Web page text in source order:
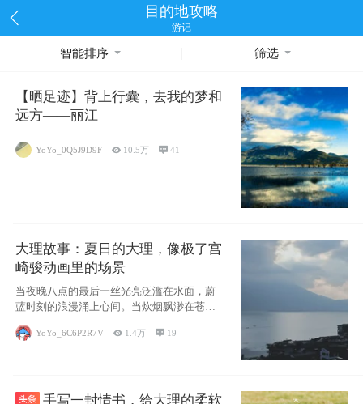
目的地攻略
游记
智能排序 筛选
【晒足迹】背上行囊，去我的梦和
远方——丽江
YoYo_0Q5J9D9F  10.5万 41
大理故事：夏日的大理，像极了宫
崎骏动画里的场景
当夜晚八点的最后一丝光亮泛滥在水面，蔚
蓝时刻的浪漫涌上心间。当炊烟飘渺在苍山
YoYo_6C6P2R7V  1.4万  19
手写一封情书，给大理的柔软